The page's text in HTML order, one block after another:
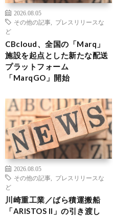
2026.08.05
その他の記事
プレスリリースな
ど
CBcloud、全国の「Marq」
施設を起点とした新たな配送
プラットフォーム
「MarqGO」開始
2026.08.05
その他の記事
プレスリリースな
ど
川崎重工業／ばら積運搬船
「ARISTOS II」の引き渡し